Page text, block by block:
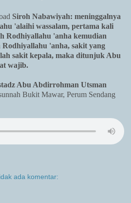
Siroh Nabawiyah: meninggalnya
'alaihi wassalam, pertama kali
Rodhiyallahu 'anha kemudian
'anha, sakit yang
sakit kepala, maka ditunjuk Abu
wajib.
Abu Abdirrohman Utsman
Bukit Mawar, Perum Sendang
ada komentar: